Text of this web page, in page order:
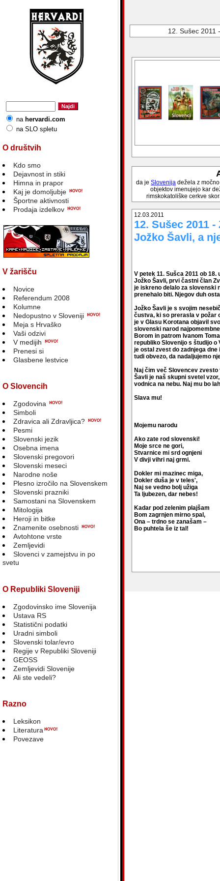
na hervardi.com
na SLO spletu
O društvih
Kdo smo
Dejavnost in stiki
Himna in prapor
Kaj je domoljubje
Športne aktivnosti
Prodaja izdelkov
V žarišču
Novice
Referendum 2008
Kolumne
Nedopustno v Sloveniji
Meja s Hrvaško
Vaši odzivi
V medijih
Prenesi si
Glasbene lestvice
O Slovencih
Zgodovina
Simboli
Zdravica ali Zdravljica?
Pesmi
Slovenski jezik
Osebna imena
Slovenski pregovori
Slovenski meseci
Narodne noše
Plesno izročilo na Slovenskem
Slovenski prazniki
Samostani na Slovenskem
Mitologija
Heroji in bitke
Znamenite osebnosti
Avtohtone vrste
Zemljevidi
Slovenci v zamejstvu in po
svetu
O Republiki Sloveniji
Zgodovinsko ime Slovenija
Ustava RS
Statistični podatki
Uradni simboli
Slovenski tolar/evro
Regije v Republiki Sloveniji
GEOSS
Zemljevidi Slovenije
Ali ste vedeli?
Razno
Leksikon
Literatura
Povezave
12. Sušec 2011
da je Slovenija dežela z
objektov imenujejo kar
rimskokatoliške cerkve
12.03.2011
12. Sušec 2011
Jožko Šavli, a
V petek 11. Sušca 2011 ob
Jožko Šavli, prvi častni član
je iskreno delalo za slovenski
prenehalo biti. Njegov duh
Jožko Šavli je s svojim
čustva, ki so prerasla v požar
je v Glasu Korotana objavil
slovenski narod
Borom in patrom Ivanom
republiko Slovenijo s študijo o
je ostal zvest do zadnjega
tudi obvezo, da nadaljujemo
Naj čim več Slovencev
Šavli je naš skupni svetel
vodnica na nebu. Naj mu bo
Slava mu!
Mojemu narodu
Ako zate rod slovenski!
Moje srce ne gori,
Stvarnice mi srd ognjeni
V divji vihri naj grmi.
Dokler mi mazinec miga,
Dokler duša je v teles',
Naj se vedno bolj užiga
Ta ljubezen, dar nebes!
Kadar pod zelenim plajšam
Bom zagrnjen mirno spal,
Ona – trdno se zanašam –
Bo puhtela še iz tal!